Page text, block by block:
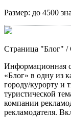
Размер: до 4500
Страница "Блог" /
Информационная
«Блог» в одну из
городу/курорту и
туристической
компании
рекламодателя.